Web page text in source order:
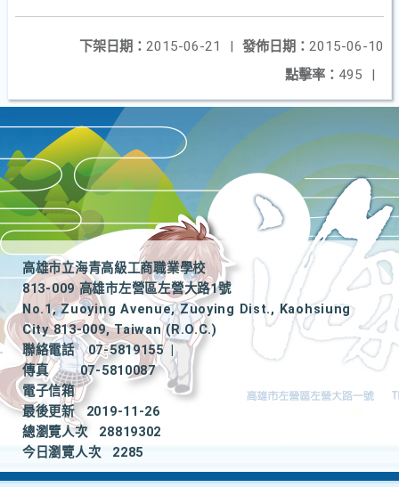
發佈日期： 2015-06-10
下架日期： 2015-06-21
|
點擊率： 495 |
高雄市立海青高級工商職業學校
813-009 高雄市左營區左營大路1號
No.1, Zuoying Avenue, Zuoying Dist., Kaohsiung
City 813-009, Taiwan (R.O.C.)
聯絡電話
07-5819155
|
傳真
07-5810087
電子信箱
最後更新
2019-11-26
總瀏覽人次
28819302
今日瀏覽人次
2285